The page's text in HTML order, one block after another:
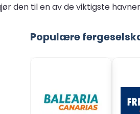
den til en av de viktigste
Populære